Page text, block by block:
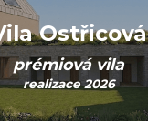
Ostřicová
prémiová vila
realizace 2026